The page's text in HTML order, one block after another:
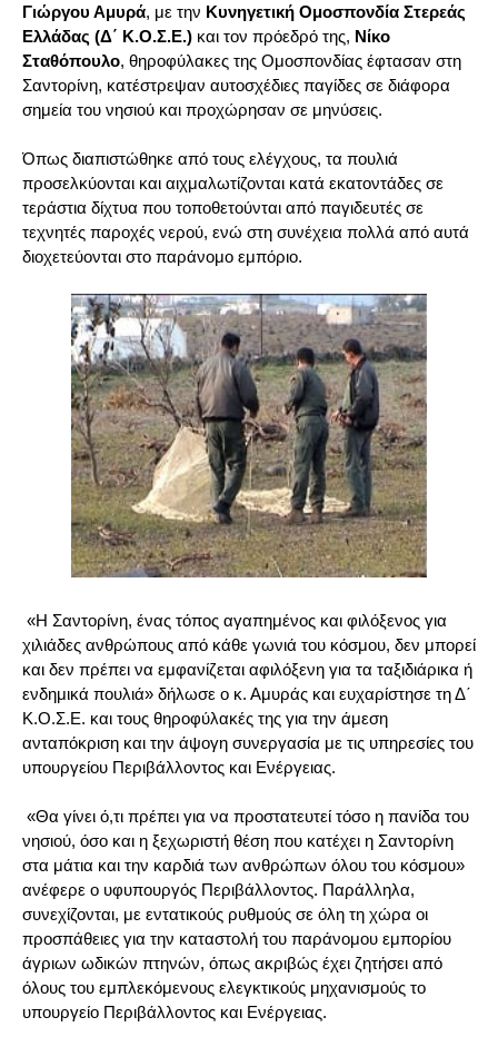
Γιώργου Αμυρά, με την Κυνηγετική Ομοσπονδία Στερεάς
Ελλάδας (Δ΄ Κ.Ο.Σ.Ε.) και τον πρόεδρό της, Νίκο
Σταθόπουλο, θηροφύλακες της Ομοσπονδίας έφτασαν στη
Σαντορίνη, κατέστρεψαν αυτοσχέδιες παγίδες σε διάφορα
σημεία του νησιού και προχώρησαν σε μηνύσεις.
Όπως διαπιστώθηκε από τους ελέγχους, τα πουλιά
προσελκύονται και αιχμαλωτίζονται κατά εκατοντάδες σε
τεράστια δίχτυα που τοποθετούνται από παγιδευτές σε
τεχνητές παροχές νερού, ενώ στη συνέχεια πολλά από αυτά
διοχετεύονται στο παράνομο εμπόριο.
«Η Σαντορίνη, ένας τόπος αγαπημένος και φιλόξενος για
χιλιάδες ανθρώπους από κάθε γωνιά του κόσμου, δεν μπορεί
και δεν πρέπει να εμφανίζεται αφιλόξενη για τα ταξιδιάρικα ή
ενδημικά πουλιά» δήλωσε ο κ. Αμυράς και ευχαρίστησε τη Δ΄
Κ.Ο.Σ.Ε. και τους θηροφύλακές της για την άμεση
ανταπόκριση και την άψογη συνεργασία με τις υπηρεσίες του
υπουργείου Περιβάλλοντος και Ενέργειας.
«Θα γίνει ό,τι πρέπει για να προστατευτεί τόσο η πανίδα του
νησιού, όσο και η ξεχωριστή θέση που κατέχει η Σαντορίνη
στα μάτια και την καρδιά των ανθρώπων όλου του κόσμου»
ανέφερε ο υφυπουργός Περιβάλλοντος. Παράλληλα,
συνεχίζονται, με εντατικούς ρυθμούς σε όλη τη χώρα οι
προσπάθειες για την καταστολή του παράνομου εμπορίου
άγριων ωδικών πτηνών, όπως ακριβώς έχει ζητήσει από
όλους του εμπλεκόμενους ελεγκτικούς μηχανισμούς το
υπουργείο Περιβάλλοντος και Ενέργειας.